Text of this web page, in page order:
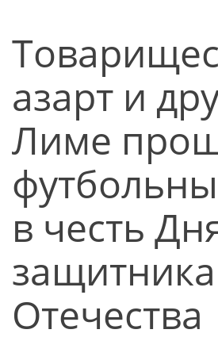
азарт и
Лиме
в честь
защитника
Отечества